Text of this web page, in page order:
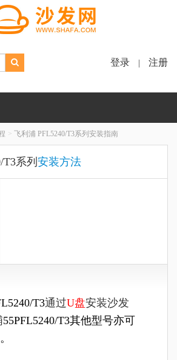
登录 注册
飞利浦 PFL5240/T3系列安装指南
系列 安装方法
T3通过U盘安装沙发
55PFL5240/T3其他型号亦可